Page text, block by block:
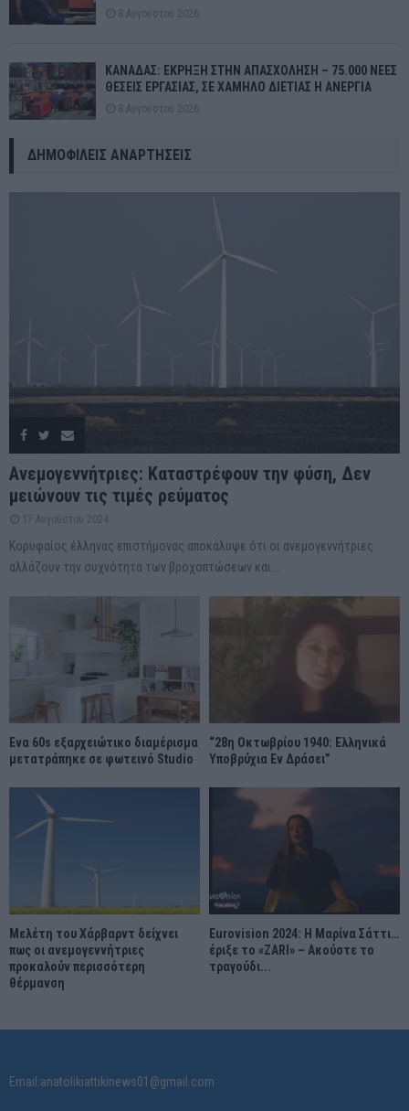
8 Αυγούστου 2026
ΚΑΝΑΔΑΣ: ΕΚΡΗΞΗ ΣΤΗΝ ΑΠΑΣΧΟΛΗΣΗ – 75.000 ΝΕΕΣ
ΘΕΣΕΙΣ ΕΡΓΑΣΙΑΣ, ΣΕ ΧΑΜΗΛΟ ΔΙΕΤΙΑΣ Η ΑΝΕΡΓΙΑ
8 Αυγούστου 2026
ΔΗΜΟΦΙΛΕΊΣ ΑΝΑΡΤΉΣΕΙΣ
Ανεμογεννήτριες: Καταστρέφουν την φύση, Δεν
μειώνουν τις τιμές ρεύματος
17 Αυγούστου 2024
Κορυφαίος έλληνας επιστήμονας αποκάλυψε ότι οι ανεμογεννήτριες
αλλάζουν την συχνότητα των βροχοπτώσεων και...
Ένα 60s εξαρχειώτικο διαμέρισμα
μετατράπηκε σε φωτεινό Studio
“28η Οκτωβρίου 1940: Ελληνικά
Υποβρύχια Εν Δράσει”
Μελέτη του Χάρβαρντ δείχνει
πως οι ανεμογεννήτριες
προκαλούν περισσότερη
θέρμανση
Eurovision 2024: Η Μαρίνα Σάττι…
έριξε το «ZARI» – Ακούστε το
τραγούδι...
Email:anatolikiattikinews01@gmail.com